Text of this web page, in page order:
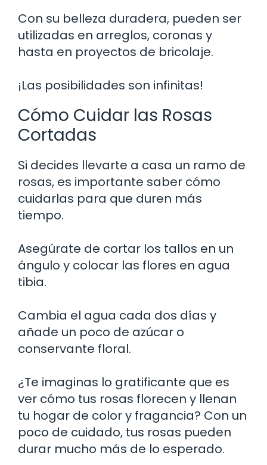
Con su belleza duradera, pueden ser
utilizadas en arreglos, coronas y
hasta en proyectos de bricolaje.
¡Las posibilidades son infinitas!
Cómo Cuidar las Rosas
Cortadas
Si decides llevarte a casa un ramo de
rosas, es importante saber cómo
cuidarlas para que duren más
tiempo.
Asegúrate de cortar los tallos en un
ángulo y colocar las flores en agua
tibia.
Cambia el agua cada dos días y
añade un poco de azúcar o
conservante floral.
¿Te imaginas lo gratificante que es
ver cómo tus rosas florecen y llenan
tu hogar de color y fragancia? Con un
poco de cuidado, tus rosas pueden
durar mucho más de lo esperado.